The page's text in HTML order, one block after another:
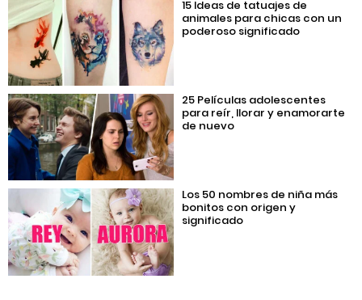
15 Ideas de tatuajes de
animales para chicas con un
poderoso significado
25 Películas adolescentes
para reír, llorar y enamorarte
de nuevo
Los 50 nombres de niña más
bonitos con origen y
significado